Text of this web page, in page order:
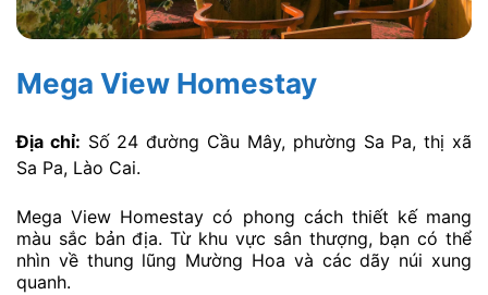
Mega View Homestay
Địa chỉ: Số 24 đường Cầu Mây, phường Sa Pa, thị xã
Sa Pa, Lào Cai.
Mega View Homestay có phong cách thiết kế mang
màu sắc bản địa. Từ khu vực sân thượng, bạn có thể
nhìn về thung lũng Mường Hoa và các dãy núi xung
quanh.